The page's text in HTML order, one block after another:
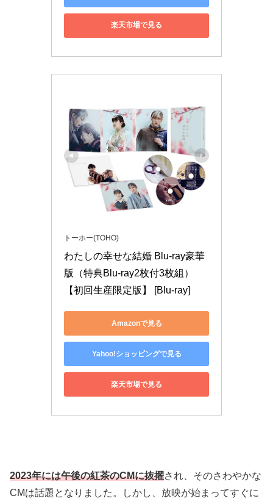
楽天市場で見る
トーホー(TOHO)
わたしの幸せな結婚 Blu-ray豪華
版（特典Blu-ray2枚付3枚組）
【初回生産限定版】 [Blu-ray]
Amazonで見る
Yahoo!ショッピングで見る
楽天市場で見る
2023年には午後の紅茶のCMに抜擢され、そのさわやかな
CMは話題となりました。しかし、放映が始まってすぐに